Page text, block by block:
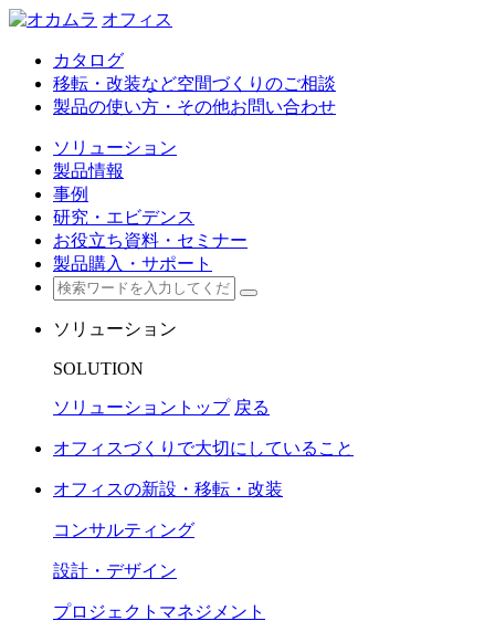
オフィス
カタログ
移転・改装など空間づくりのご相談
製品の使い方・その他お問い合わせ
ソリューション
製品情報
事例
研究・エビデンス
お役立ち資料・セミナー
製品購入・サポート
ソリューション
SOLUTION
ソリューショントップ 戻る
オフィスづくりで大切にしていること
オフィスの新設・移転・改装
コンサルティング
設計・デザイン
プロジェクトマネジメント